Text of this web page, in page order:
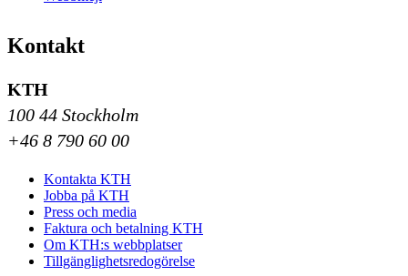
Kontakt
KTH
100 44 Stockholm
+46 8 790 60 00
Kontakta KTH
Jobba på KTH
Press och media
Faktura och betalning KTH
Om KTH:s webbplatser
Tillgänglighetsredogörelse